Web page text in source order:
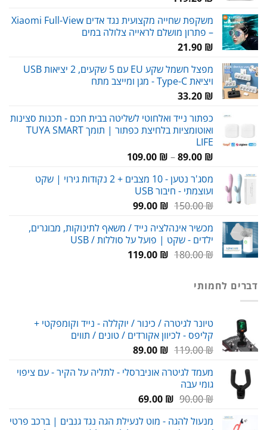
משקפת שחייה מקצועית נגד אדים Xiaomi Full-View
– פתרון מושלם לראייה צלולה במים
21.90 ₪
מפצל חשמל שקע EU עם 5 שקעים, 2 יציאות USB
ויציאת Type-C - מגן ומייצב מתח
33.20 ₪
כפתור נייד ואלחוטי לשליטה בבית חכם - תכנות סצינות
ואוטומציות בלחיצת כפתור | תומך TUYA SMART
LIFE
89.00 ₪
–
109.00 ₪
מסג'ר נטען - 10 מצבים + 2 נקודות גירוי | שקט
ועוצמתי - חיבור USB
150.00₪
המחיר
היה:
150.00 ₪.
99.00 ₪
המחיר
הוא:
99.00 ₪.
מכשיר אינהלציה נייד / משאף לתינוקות, מבוגרים,
ילדים - שקט | פועל על סוללות / USB
180.00₪
המחיר119.00 ₪
המחיר
דברים לחמותי
טיונר לגיטרה / כינור / יוקללה - נייד וקומפקטי +
קליפס - לכיוון אקורדים / טונים / תווים
119.00₪
המחיר
היה:
89.00 ₪
המחיר
הוא:
מעמד לגיטרה אוניברסלי - לתליה על הקיר - עם ציפוי
גומי עבה
90.00₪
המחיר
היה:
69.00 ₪
המחיר
הוא:
מנעול להגה - מוט לנעילת הגה נגד גנבים | ברכב פרטי